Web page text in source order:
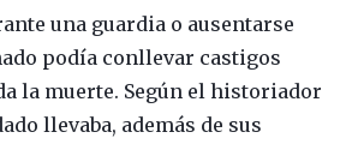
una guardia o ausentarse
podía conllevar castigos
la muerte. Según el historiador
llevaba, además de sus